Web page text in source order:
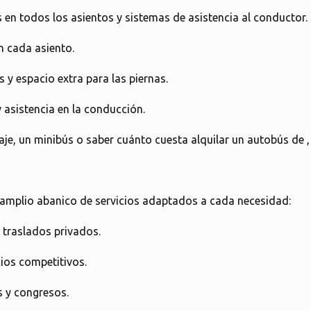
todos los asientos y sistemas de asistencia al conductor.
cada asiento.
y espacio extra para las piernas.
en la conducción.
un minibús o saber cuánto cuesta alquilar un autobús de
abanico de servicios adaptados a cada necesidad:
privados.
competitivos.
y congresos.